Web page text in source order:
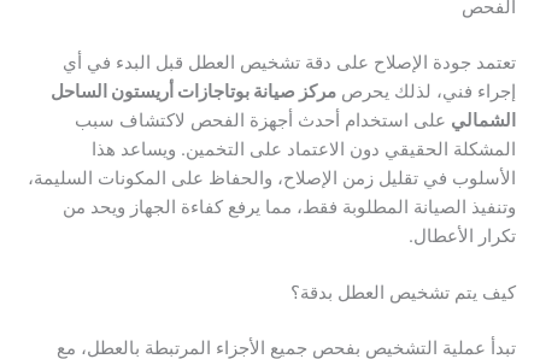
الفحص
تعتمد جودة الإصلاح على دقة تشخيص العطل قبل البدء في أي
إجراء فني، لذلك يحرص مركز صيانة بوتاجازات أريستون الساحل
الشمالي على استخدام أحدث أجهزة الفحص لاكتشاف سبب
المشكلة الحقيقي دون الاعتماد على التخمين. ويساعد هذا
الأسلوب في تقليل زمن الإصلاح، والحفاظ على المكونات السليمة،
وتنفيذ الصيانة المطلوبة فقط، مما يرفع كفاءة الجهاز ويحد من
تكرار الأعطال.
كيف يتم تشخيص العطل بدقة؟
تبدأ عملية التشخيص بفحص جميع الأجزاء المرتبطة بالعطل، مع